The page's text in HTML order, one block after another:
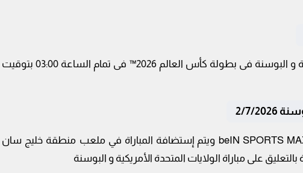
يلتقى اليوم 2/7/2026 كلا من نادى الولايات المتحدة الأمريكية و البوسنة فى بطولة كأس العالم 2026™ فى تمام الساعة 03:00 بتوقيت
2026
تنقل أحداث المباراة في الوطن العربي فضائيا على قناة beIN SPORTS MAX 1 ويتم إستضافة المباراة في ملعب منطقة خليج سان
على مباراة الولايات المتحدة الأمريكية و البوسنة